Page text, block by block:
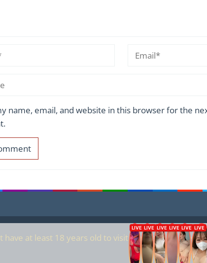
name, email, and website in this browser for the
have at least 18 years old to visit our website. We
to it, please